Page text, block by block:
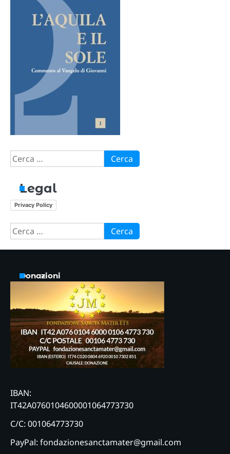
Ricerca
per:
Legal
Privacy Policy
Ricerca
per:
Donazioni
IBAN:
IT42A0760104600001064773730
C/C: 001064773730
PayPal: fondazionesanctamater@gmail.com